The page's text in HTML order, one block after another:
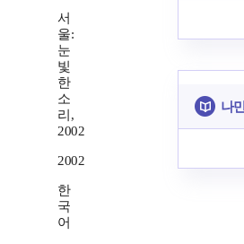
서
울:
눈
빛
한
소
리,
2002
2002
한
국
어
나